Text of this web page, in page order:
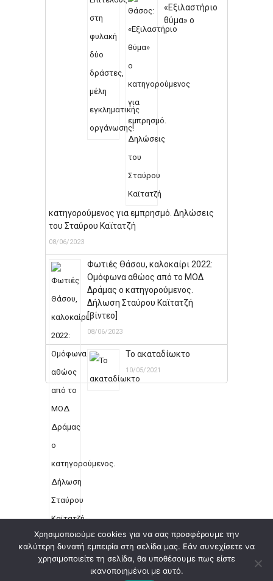
«Εξιλαστήριο
θύμα» ο
κατηγορούμενος για εμπρησμό. Δηλώσεις
του Σταύρου Καϊτατζή
08/06/2023
Φωτιές Θάσου, καλοκαίρι 2022:
Ομόφωνα αθώος από το ΜΟΔ
Δράμας ο κατηγορούμενος.
Δήλωση Σταύρου Καϊτατζή
[βίντεο]
08/06/2023
Το ακαταδίωκτο
10/05/2021
© 2026
Δικηγορικό Γραφείο Σταύρος Καϊτατζής.
Με την επιφύλαξη κάθε νόμιμου δικαιώματος.
Χρησιμοποιούμε cookies για να σας προσφέρουμε την
καλύτερη δυνατή εμπειρία στη σελίδα μας. Εάν συνεχίσετε να
χρησιμοποιείτε τη σελίδα, θα υποθέσουμε πως είστε
ικανοποιημένοι με αυτό.